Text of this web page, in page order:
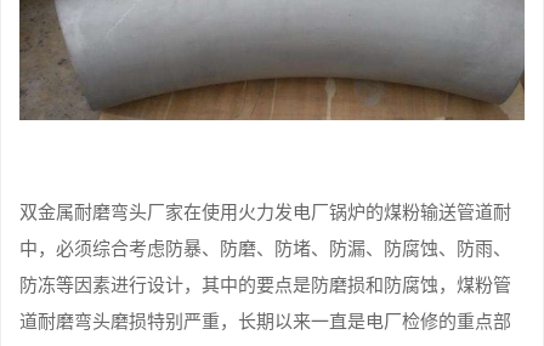
双金属耐磨弯头厂家在使用火力发电厂锅炉的煤粉输送管道耐
中，必须综合考虑防暴、防磨、防堵、防漏、防腐蚀、防雨、
防冻等因素进行设计，其中的要点是防磨损和防腐蚀，煤粉管
道耐磨弯头磨损特别严重，长期以来一直是电厂检修的重点部